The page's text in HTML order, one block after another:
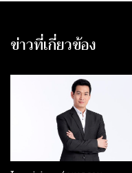
ข่าวที่เกี่ยวข้อง